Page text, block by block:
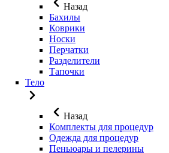
Назад
Бахилы
Коврики
Носки
Перчатки
Разделители
Тапочки
Тело
Назад
Комплекты для процедур
Одежда для процедур
Пеньюары и пелерины